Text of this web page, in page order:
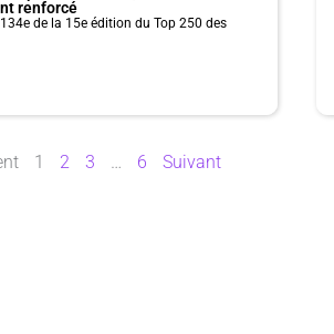
renforcé
de la 15e édition du Top 250 des
1 2 3 … 6 Suivant